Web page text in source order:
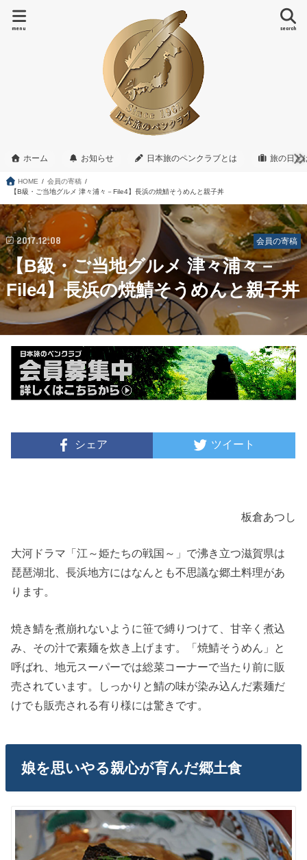
search
menu
ホーム お知らせ 日本旅のペンクラブとは 旅の日と
HOME
会員の寄稿
【B級・ご当地グルメ 津々浦々－File4】長浜の焼鯖そうめんと親子丼
会員の寄稿
2017.12.08
【B級・ご当地グルメ 津々浦々－
File4】長浜の焼鯖そうめんと親子丼
シェア ツイート
板倉あつし
大河ドラマ「江～姫たちの戦国～」で沸き立つ滋賀県は
琵琶湖北、長浜地方にはなんとも不思議な郷土料理があ
ります。
焼き鯖を煮崩れないように笹で縛りつけて、甘辛く煮込
み、その汁で素麺を炊き上げます。「焼鯖そうめん」と
呼ばれ、地元スーパーでは総菜コーナーで当たり前に販
売されています。しっかりと鯖の味が染み込んだ素麺だ
けでも販売される有り様には驚きです。
娘を思いやる親心が育んだ郷土食